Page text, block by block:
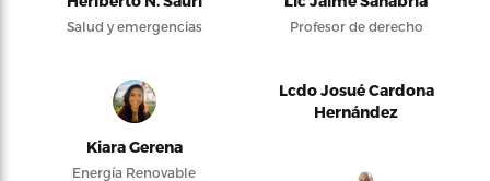
Salud y emergencias Profesor de derecho
Kiara Gerena
Energía Renovable
Lcdo Josué Cardona
Hernández